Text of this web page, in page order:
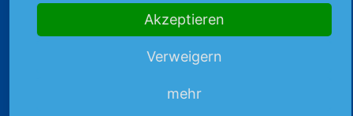
Aktienmagazin
Akzeptieren
Verweigern
mehr